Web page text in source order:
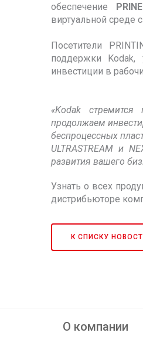
обеспечение
виртуальной
Посетители
поддержки Kodak,
инвестиции в
«Kodak
продолжаем
беспроцессных
ULTRASTREAM и
развития вашего
Узнать о всех
дистрибьюторе
К СПИСКУ
О компании